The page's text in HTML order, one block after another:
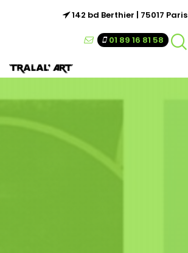
142 bd Berthier | 75017 Paris
01 89 16 81 58